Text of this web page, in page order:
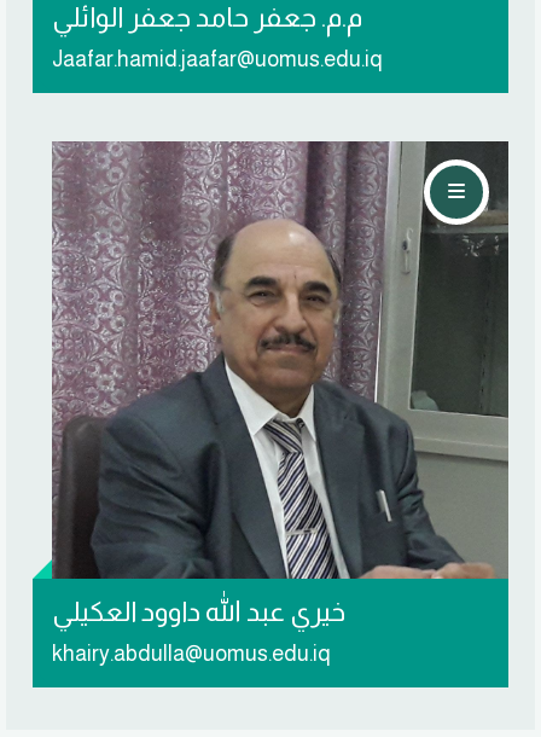
م.م. جعفر حامد جعفر الوائلي
Jaafar.hamid.jaafar@uomus.edu.iq
خيري عبد الله داوود العكيلي
khairy.abdulla@uomus.edu.iq
تواصل معي